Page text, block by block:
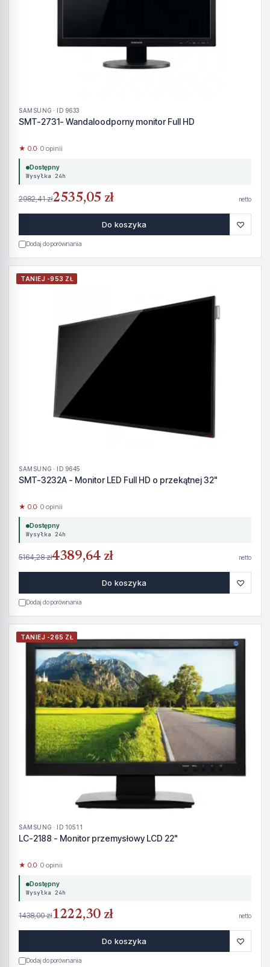
SAMSUNG · ID 9633
SMT-2731- Wandaloodporny monitor Full HD
★ 0.0· 0 opinii
Dostępny
Wysyłka 24h
2982,41 zł2535,05 zł netto
Do koszyka ♡
Dodaj do porównania
TANIEJ -953 ZŁ
SAMSUNG · ID 9645
SMT-3232A - Monitor LED Full HD o przekątnej 32"
★ 0.0· 0 opinii
Dostępny
Wysyłka 24h
5164,28 zł4389,64 zł netto
Do koszyka ♡
Dodaj do porównania
TANIEJ -265 ZŁ
SAMSUNG · ID 10511
LC-2188 - Monitor przemysłowy LCD 22"
★ 0.0· 0 opinii
Dostępny
Wysyłka 24h
1438,00 zł1222,30 zł netto
Do koszyka ♡
Dodaj do porównania